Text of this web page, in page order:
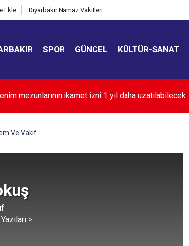
Ekle Diyarbakır Namaz Vakitleri
SPOR GÜNCEL KÜLTÜR-SANAT
güvenlik dönemi başlıyor: 30 bin personel alınacak
Ve Vakıf
>